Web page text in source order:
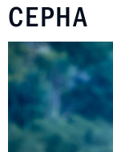
СЕРНА